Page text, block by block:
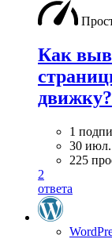
Как
движку?
1
30 июл.
225
2
ответа